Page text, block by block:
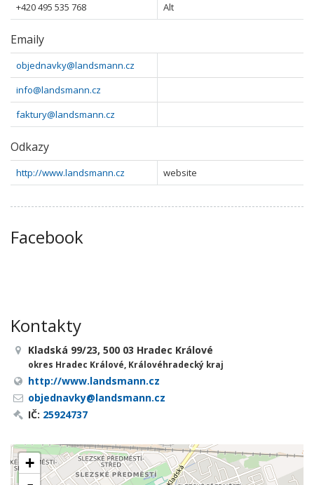
+420 495 535 768
Alt
Emaily
objednavky@landsmann.cz
info@landsmann.cz
faktury@landsmann.cz
Odkazy
http://www.landsmann.cz website
Facebook
Kontakty
Kladská 99/23, 500 03 Hradec Králové
okres Hradec Králové, Královéhradecký kraj
http://www.landsmann.cz
objednavky@landsmann.cz
IČ: 25924737
+